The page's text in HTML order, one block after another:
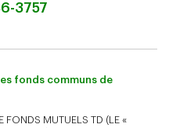
3757
fonds communs de
FONDS MUTUELS TD (LE «